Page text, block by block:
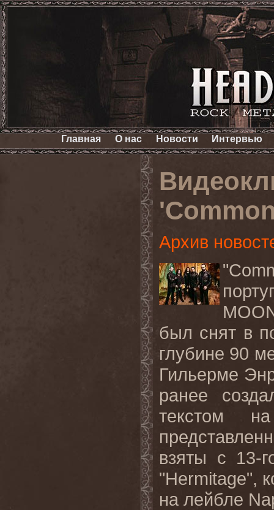
Главная О нас Новости Интервью
Архив
был снят в
глубине 90
Гильерме
ранее
текстом
взяты с 13-
"Hermitage",
на лейбле